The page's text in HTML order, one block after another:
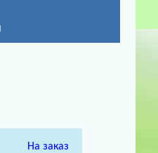
На заказ